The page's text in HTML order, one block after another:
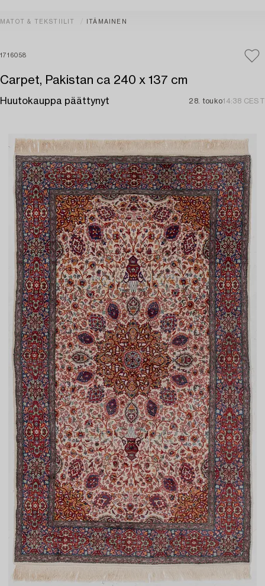
MATOT & TEKSTIILIT ITÄMAINEN
1716058
Carpet, Pakistan ca 240 x 137 cm
Huutokauppa päättynyt 28. touko14:38 CEST